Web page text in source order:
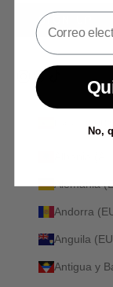
SIGN UP
Alemania
Andorra
Anguila
Antigua y
No,